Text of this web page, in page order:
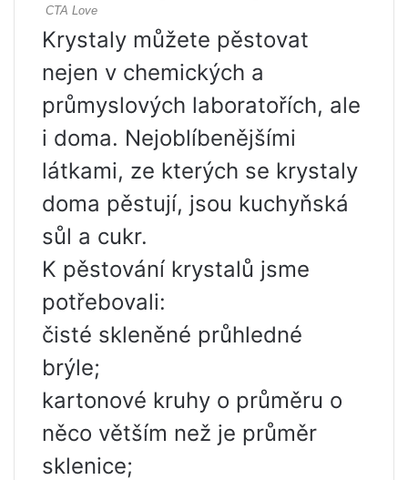
Krystaly můžete pěstovat
nejen v chemických a
průmyslových laboratořích, ale
i doma. Nejoblíbenějšími
látkami, ze kterých se krystaly
doma pěstují, jsou kuchyňská
sůl a cukr.
K pěstování krystalů jsme
potřebovali:
čisté skleněné průhledné
brýle;
kartonové kruhy o průměru o
něco větším než je průměr
sklenice;